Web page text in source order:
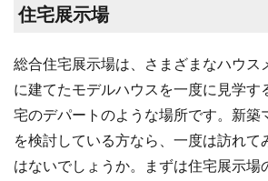
住宅展示場
総合住宅展示場は、さまざまなハウス
に建てたモデルハウスを一度に見学す
宅のデパートのような場所です。新築
を検討している方なら、一度は訪れて
はないでしょうか。まずは住宅展示場